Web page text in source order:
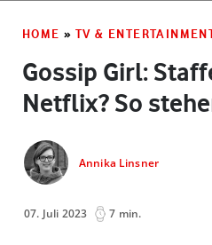
HOME » TV &
Gossip Girl:
Netflix? So
Annika Linsner
07. Juli 2023 7 min.